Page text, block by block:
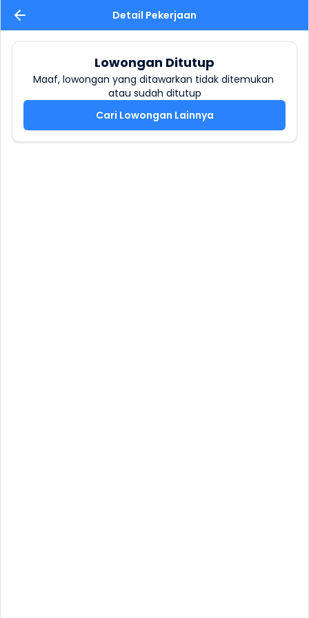
Detail Pekerjaan
Lowongan Ditutup
Maaf, lowongan yang ditawarkan tidak ditemukan
atau sudah ditutup
Cari Lowongan Lainnya